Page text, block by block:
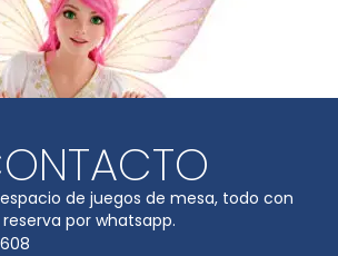
de juegos de mesa, todo con
reserva por whatsapp.